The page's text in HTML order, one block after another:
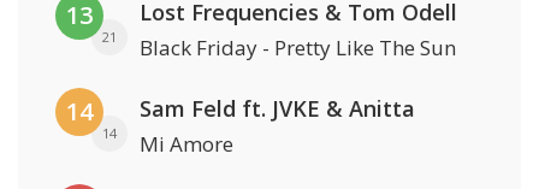
13
21
Lost Frequencies & Tom Odell
Black Friday - Pretty Like The Sun
14
14
Sam Feld ft. JVKE & Anitta
Mi Amore